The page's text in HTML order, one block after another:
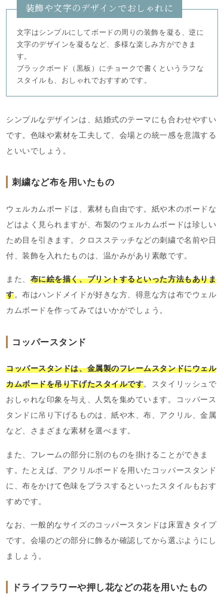
装飾や文字のデザインでおしゃれに
文字はシンプルにしてボードの周りの装飾を凝る、逆に
文字のデザインを凝るなど、多様な楽しみ方ができま
す。
ブラックボード（黒板）にチョークで書くというラフな
スタイルも、おしゃれでおすすめです。
シンプルなデザインは、結婚式のテーマにも合わせやすい
です。色味や素材を工夫して、会場との統一感を意識する
といいでしょう。
刺繍など布を用いたもの
ウェルカムボードは、素材も自由です。紙や木のボードな
どはよく見られますが、布製のウェルカムボードは珍しい
ため目を引きます。クロスステッチなどの刺繍で名前や日
付、装飾を入れたものは、温かみがあり素敵です。
また、 布に絵を描く、プリントするといった方法もありま
す。布はハンドメイドが好きな方、得意な方は布でウェル
カムボードを作ってみてはいかがでしょう。
コッパースタンド
コッパースタンドは、金属製のフレームスタンドにウェル
カムボードを吊り下げたスタイルです。スタイリッシュで
おしゃれな印象を与え、人気を集めています。コッパース
タンドに吊り下げるものは、紙や木、布、アクリル、金属
など、さまざまな素材を選べます。
また、フレームの部分に別のものを掛けることができま
す。たとえば、アクリルボードを用いたコッパースタンド
に、布をかけて色味をプラスするといったスタイルもおす
すめです。
なお、一般的なサイズのコッパースタンドは床置きタイプ
です。会場のどの部分に飾るか確認してから選ぶようにし
ましょう。
ドライフラワーや押し花などの花を用いたもの